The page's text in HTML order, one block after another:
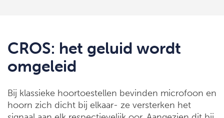
CROS: het geluid wordt
omgeleid
Bij klassieke hoortoestellen bevinden microfoon en
hoorn zich dicht bij elkaar- ze versterken het